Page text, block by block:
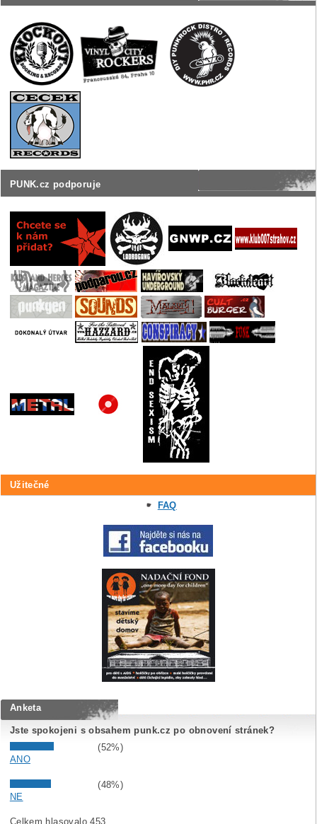
PUNK.cz podporuje
Užitečné
FAQ
Anketa
Jste spokojeni s obsahem punk.cz po obnovení stránek?
(52%)
ANO
(48%)
NE
Celkem hlasovalo 453.